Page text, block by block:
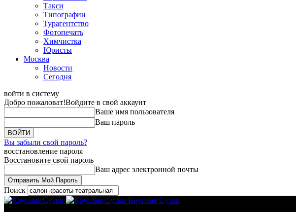
Такси
Типографии
Турагентство
Фотопечать
Химчистка
Юристы
Москва
Новости
Сегодня
войти в систему
Добро пожаловат!Войдите в свой аккаунт
Ваше имя пользователя
Ваш пароль
Вы забыли свой пароль?
восстановление пароля
Восстановите свой пароль
Ваш адрес электронной почты
Поиск
Круглые Сутки